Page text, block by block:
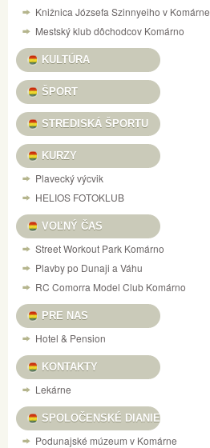
Knižnica Józsefa Szinnyeiho v Komárne
Mestský klub dôchodcov Komárno
KULTÚRA
ŠPORT
STREDISKÁ ŠPORTU
KURZY
Plavecký výcvik
HELIOS FOTOKLUB
VOĽNÝ ČAS
Street Workout Park Komárno
Plavby po Dunaji a Váhu
RC Comorra Model Club Komárno
PRE NAS
Hotel & Pension
KONTAKTY
Lekárne
SPOLOČENSKÉ DIANIE
Podunajské múzeum v Komárne